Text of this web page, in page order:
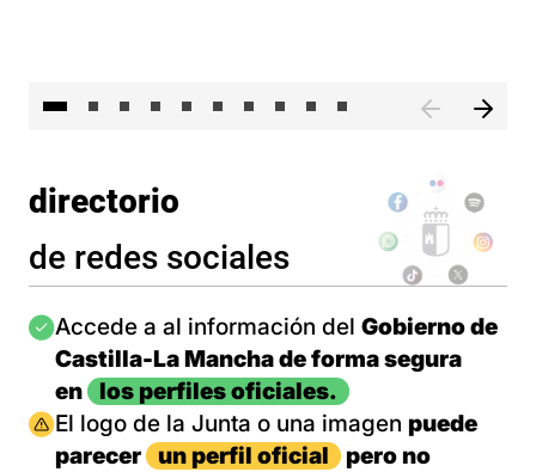
directorio
de redes sociales
Imagen
Accede a al información del Gobierno de
Castilla-La Mancha de forma segura
en
los perfiles oficiales.
Imagen
El logo de la Junta o una imagen puede
parecer
un perfil oficial
pero no